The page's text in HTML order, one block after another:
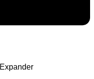
Expander